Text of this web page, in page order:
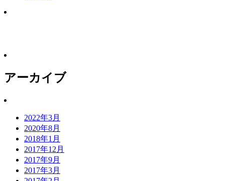
アーカイブ
2022年3月
2020年8月
2018年1月
2017年12月
2017年9月
2017年3月